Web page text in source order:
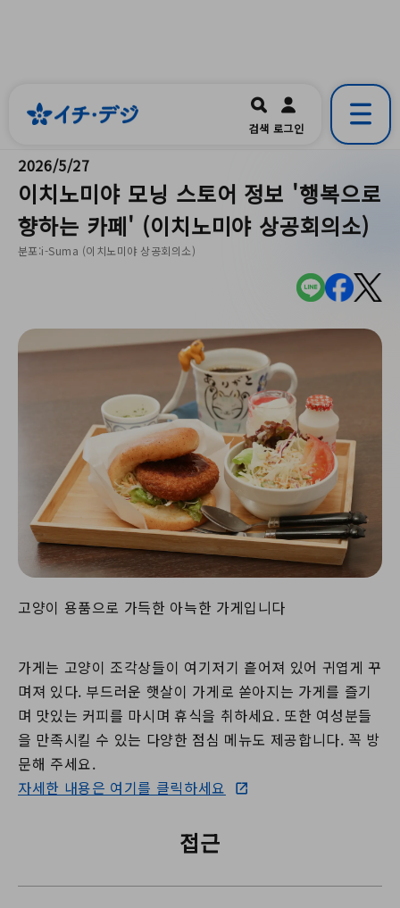
一宮市公式の地域情報ポータルアプリ
開く
검색 로그인
2026/5/27
이치노미야 모닝 스토어 정보 '행복으로
향하는 카페' (이치노미야 상공회의소)
분포:i-Suma (이치노미야 상공회의소)
고양이 용품으로 가득한 아늑한 가게입니다
가게는 고양이 조각상들이 여기저기 흩어져 있어 귀엽게 꾸
며져 있다. 부드러운 햇살이 가게로 쏟아지는 가게를 즐기
며 맛있는 커피를 마시며 휴식을 취하세요. 또한 여성분들
을 만족시킬 수 있는 다양한 점심 메뉴도 제공합니다. 꼭 방
문해 주세요.
자세한 내용은 여기를 클릭하세요
접근